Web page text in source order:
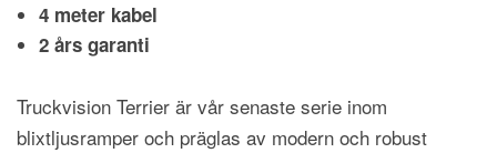
4 meter kabel
2 års garanti
Truckvision Terrier är vår senaste serie inom
blixtljusramper och präglas av modern och robust